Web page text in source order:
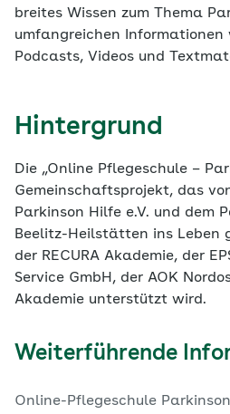
breites Wissen zum Thema
umfangreichen
Podcasts, Videos und
Hintergrund
Die „Online Pflegeschule –
Gemeinschaftsprojekt, das
Parkinson Hilfe e.V. und dem
Beelitz-Heilstätten ins Leben
der RECURA Akademie, der
Service GmbH, der AOK
Akademie unterstützt wird.
Weiterführende
Online-Pflegeschule Parkinson